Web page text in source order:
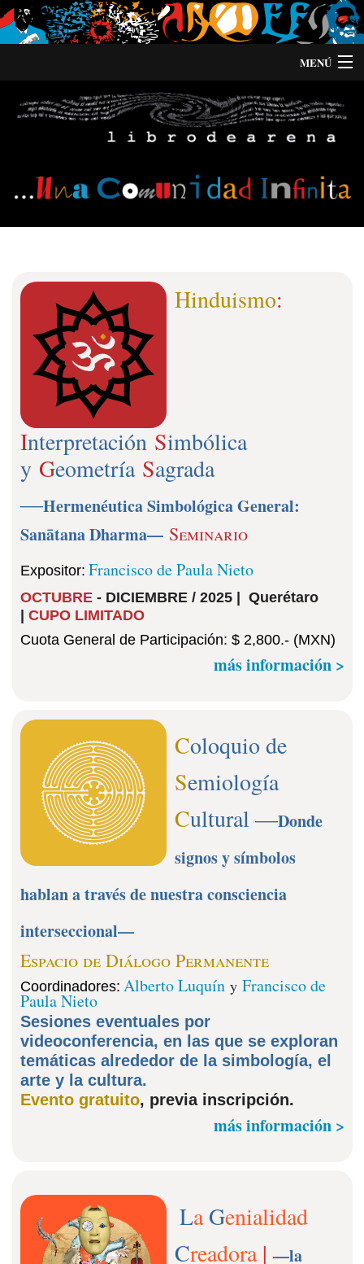
MENÚ
Información
INICIA SESIÓN
Hinduismo:
Interpretación Simbólica
y Geometría Sagrada
—Hermenéutica Simbológica General:
Sanātana Dharma— Seminario
Expositor: Francisco de Paula Nieto
OCTUBRE- DICIEMBRE / 2025 | Querétaro
| CUPO LIMITADO
Cuota General de Participación: $ 2,800.- (MXN)
más información >
Coloquio de
Semiología
Cultural —Donde
signos y símbolos
hablan a través de nuestra consciencia
interseccional—
Espacio de Diálogo Permanente
Coordinadores:Alberto Luquín y Francisco de
Paula Nieto
Sesiones eventuales por
videoconferencia, en las que se exploran
temáticas alrededor de la simbología, el
arte y la cultura.
Evento gratuito, previa inscripción.
más información >
La Genialidad
Creadora| —la